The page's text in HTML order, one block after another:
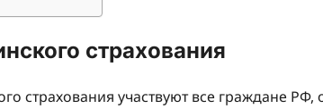
страхования
страхования участвуют все граждане